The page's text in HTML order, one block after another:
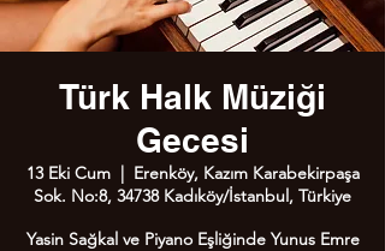
Türk Halk Müziği
Gecesi
13 Eki Cum
  |
Erenköy, Kazım Karabekirpaşa
Sok. No:8, 34738 Kadıköy/İstanbul, Türkiye
Yasin Sağkal ve Piyano Eşliğinde Yunus Emre